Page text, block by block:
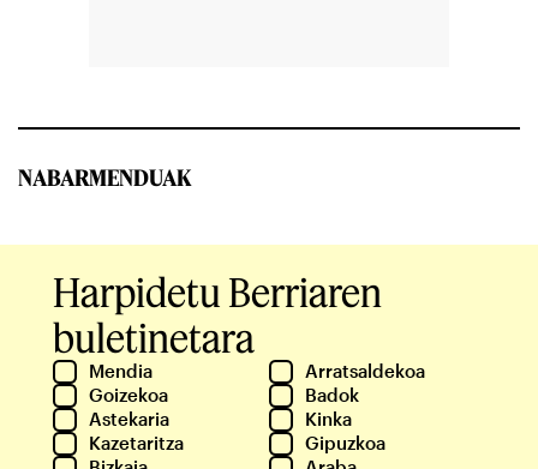
NABARMENDUAK
Harpidetu Berriaren
buletinetara
Mendia
Arratsaldekoa
Goizekoa
Badok
Astekaria
Kinka
Kazetaritza
Gipuzkoa